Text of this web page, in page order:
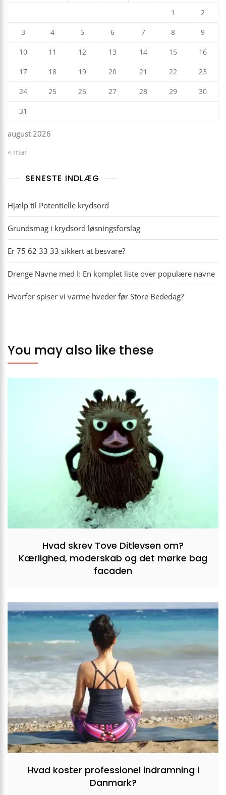
august 2026
1 2
3 4 5 6 7 8 9
10 11 12 13 14 15 16
17 18 19 20 21 22 23
24 25 26 27 28 29 30
31
« mar
SENESTE INDLÆG
Hjælp til Potentielle krydsord
Grundsmag i krydsord løsningsforslag
Er 75 62 33 33 sikkert at besvare?
Drenge Navne med I: En komplet liste over populære navne
Hvorfor spiser vi varme hveder før Store Bededag?
You may also like these
Hvad skrev Tove Ditlevsen om?
Kærlighed, moderskab og det mørke bag
facaden
Hvad koster professionel indramning i
Danmark?